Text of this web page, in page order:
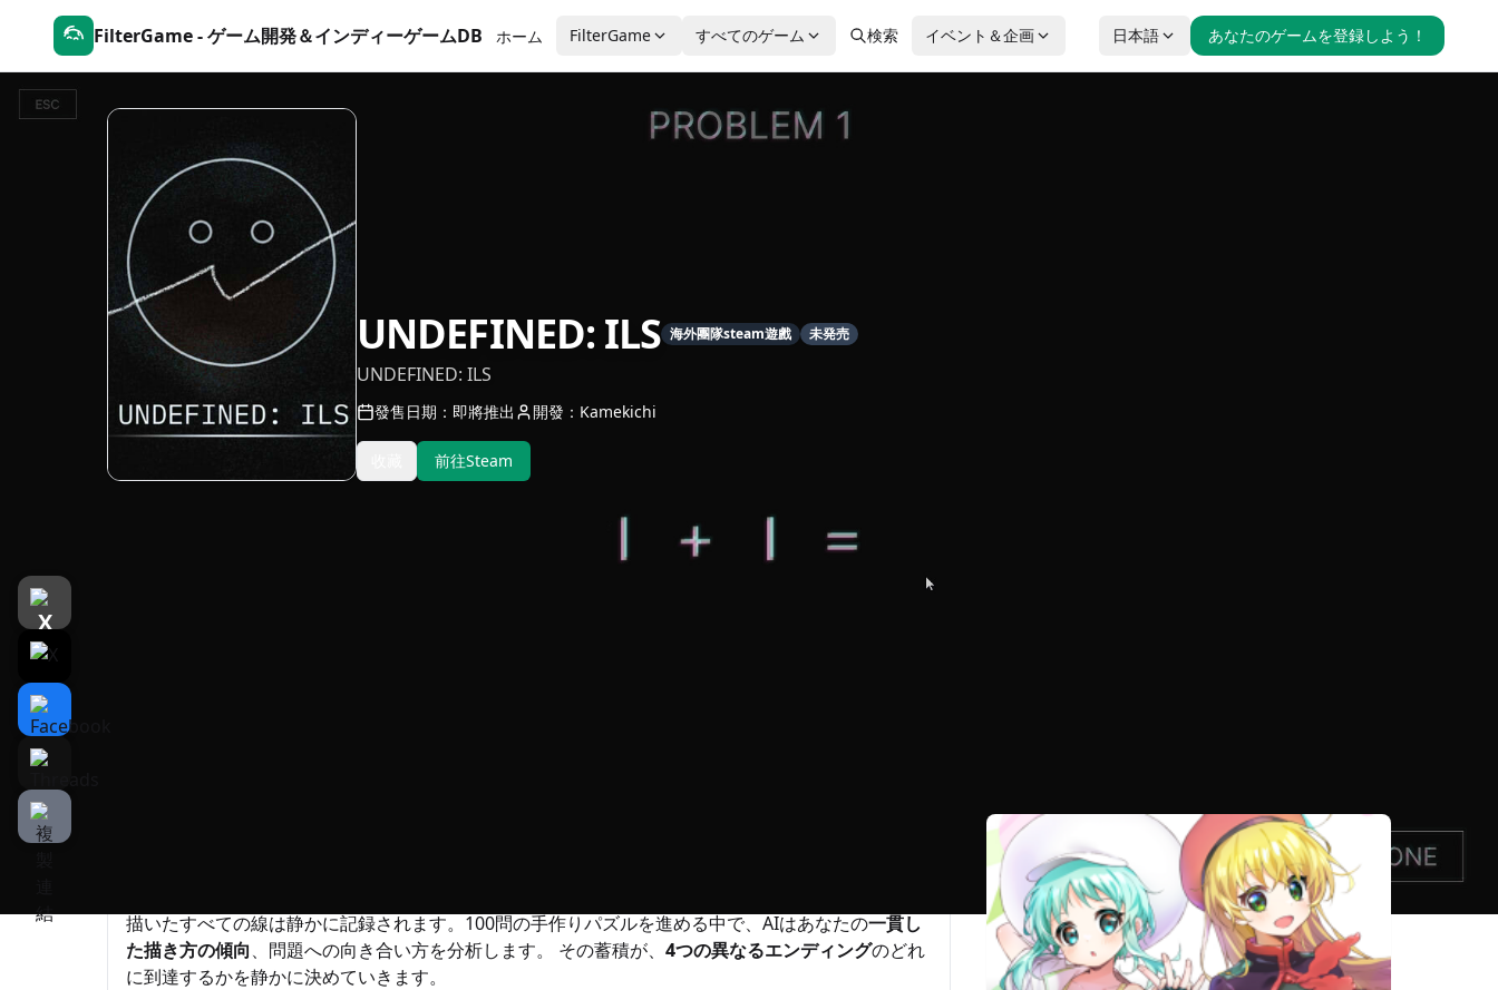
FilterGame - ゲーム開発＆インディーゲームDB ホーム FilterGame すべてのゲーム 検索 イベント＆企画 日本語 あなたのゲームを登録しよう！
UNDEFINED: ILS 海外團隊steam遊戲 未発売
UNDEFINED: ILS
發售日期：即將推出 開發：Kamekichi
前往Steam
最後更新：2026-03-07
描いたすべての線は静かに記録されます。100問の手作りパズルを進める中で、AIはあなたの一貫し
た描き方の傾向、問題への向き合い方を分析します。 その蓄積が、 4つの異なるエンディングのどれ
に到達するかを静かに決めていきます。